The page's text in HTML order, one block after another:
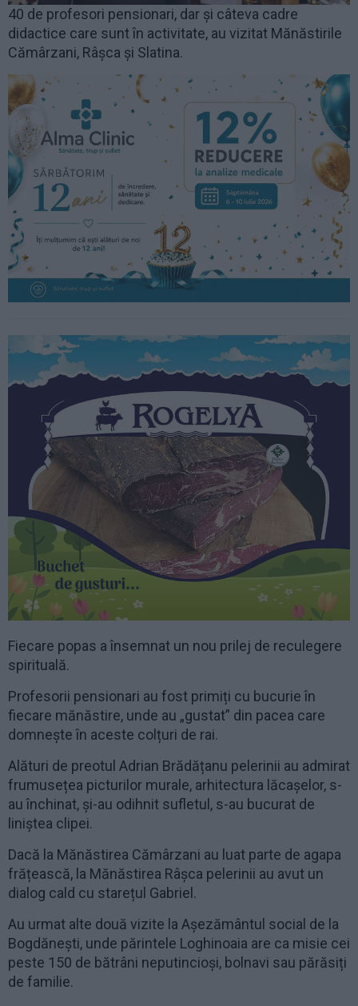
40 de profesori pensionari, dar și câteva cadre
didactice care sunt în activitate, au vizitat Mănăstirile
Cămârzani, Râșca și Slatina.
Fiecare popas a însemnat un nou prilej de reculegere
spirituală.
Profesorii pensionari au fost primiți cu bucurie în
fiecare mănăstire, unde au „gustat” din pacea care
domnește în aceste colțuri de rai.
Alături de preotul Adrian Brădățanu pelerinii au admirat
frumusețea picturilor murale, arhitectura lăcașelor, s-
au închinat, și-au odihnit sufletul, s-au bucurat de
liniștea clipei.
Dacă la Mănăstirea Cămârzani au luat parte de agapa
frățească, la Mănăstirea Râșca pelerinii au avut un
dialog cald cu starețul Gabriel.
Au urmat alte două vizite la Așezământul social de la
Bogdănești, unde părintele Loghinoaia are ca misie cei
peste 150 de bătrâni neputincioși, bolnavi sau părăsiți
de familie.